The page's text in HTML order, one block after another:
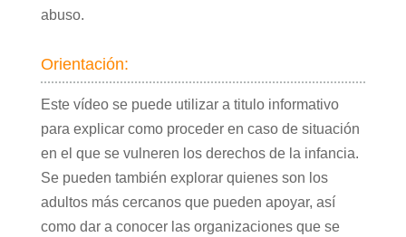
abuso.
Orientación:
Este vídeo se puede utilizar a titulo informativo
para explicar como proceder en caso de situación
en el que se vulneren los derechos de la infancia.
Se pueden también explorar quienes son los
adultos más cercanos que pueden apoyar, así
como dar a conocer las organizaciones que se